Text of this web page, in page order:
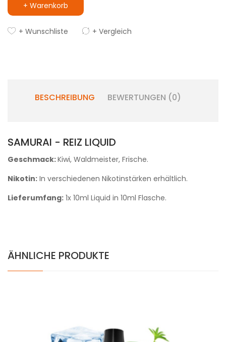
+ Warenkorb
+ Wunschliste + Vergleich
BESCHREIBUNG BEWERTUNGEN (0)
SAMURAI - REIZ LIQUID
Geschmack:Kiwi, Waldmeister, Frische.
Nikotin: In verschiedenen Nikotinstärken erhältlich.
Lieferumfang: 1x 10ml Liquid in 10ml Flasche.
ÄHNLICHE PRODUKTE